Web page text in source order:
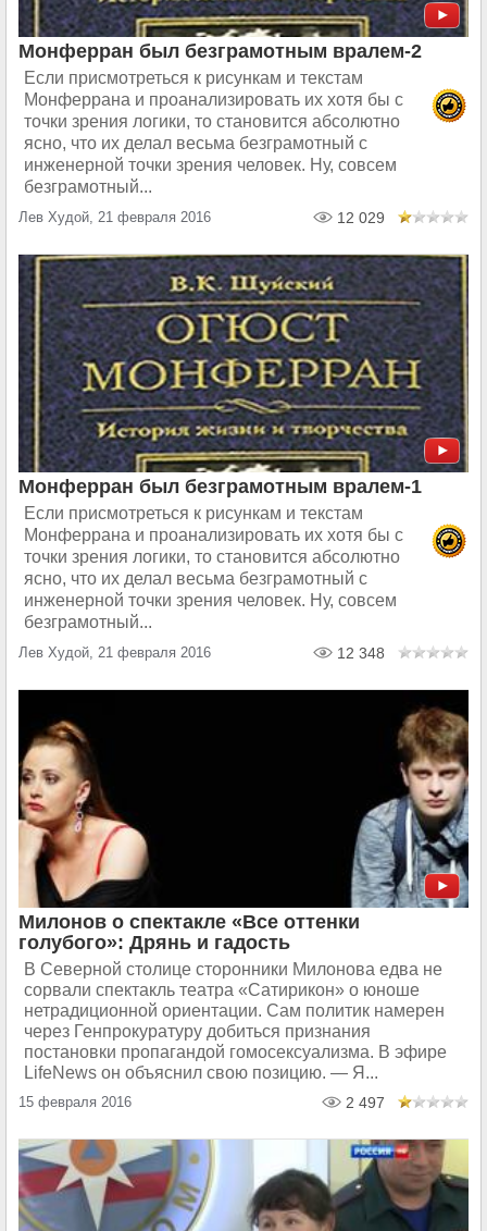
Монферран был безграмотным вралем-2
Если присмотреться к рисункам и текстам
Монферрана и проанализировать их хотя бы с
точки зрения логики, то становится абсолютно
ясно, что их делал весьма безграмотный с
инженерной точки зрения человек. Ну, совсем
безграмотный...
Лев Худой, 21 февраля 2016 12 029
Монферран был безграмотным вралем-1
Если присмотреться к рисункам и текстам
Монферрана и проанализировать их хотя бы с
точки зрения логики, то становится абсолютно
ясно, что их делал весьма безграмотный с
инженерной точки зрения человек. Ну, совсем
безграмотный...
Лев Худой, 21 февраля 2016 12 348
Милонов о спектакле «Все оттенки
голубого»: Дрянь и гадость
В Северной столице сторонники Милонова едва не
сорвали спектакль театра «Сатирикон» о юноше
нетрадиционной ориентации. Сам политик намерен
через Генпрокуратуру добиться признания
постановки пропагандой гомосексуализма. В эфире
LifeNews он объяснил свою позицию. — Я...
15 февраля 2016 2 497